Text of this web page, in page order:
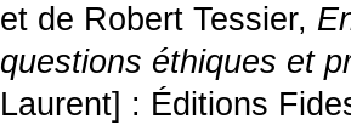
et de Robert Tessier,
questions éthiques et
Laurent] : Éditions